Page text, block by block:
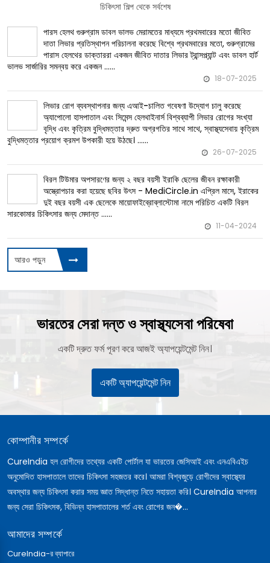
চিকিৎসা শিল্প থেকে সর্বশেষ
পারস হেলথ গুরুগ্রাম ডাবল ভালভ মেরামতের মাধ্যমে প্রথমবারের মতো জীবিত
দাতা লিভার প্রতিস্থাপন পরিচালনা করেছে বিশ্বে প্রথমবারের মতো, গুরুগ্রামের
পারাস হেলথের ডাক্তাররা একজন জীবিত দাতার লিভার ট্রান্সপ্ল্যান্ট এবং ডাবল হার্ট
ভালভ সার্জারির সমন্বয় করে একজন ......
18-07-2025
লিভার রোগ ব্যবস্থাপনার জন্য এআই-চালিত গবেষণা উদ্যোগ চালু করেছে
অ্যাপোলো হাসপাতাল এবং সিমেন্স হেলথাইনার্স বিশ্বব্যাপী লিভার রোগের সংখ্যা
বৃদ্ধি এবং কৃত্রিম বুদ্ধিমত্তার দ্রুত অগ্রগতির সাথে সাথে, স্বাস্থ্যসেবায় কৃত্রিম
বুদ্ধিমত্তার প্রয়োগ ক্রমশ উপকারী হয়ে উঠছে। ......
26-07-2025
বিরল টিউমার অপসারণের জন্য ২ বছর বয়সী ইরাকি ছেলের জীবন রক্ষাকারী
অস্ত্রোপচার করা হয়েছে ছবির উৎস - MediCircle.in এপ্রিল মাসে, ইরাকের
দুই বছর বয়সী এক ছেলেকে মায়োফাইব্রোব্লাস্টোমা নামে পরিচিত একটি বিরল
সারকোমার চিকিৎসার জন্য মেদান্ত ......
11-04-2024
আরও পড়ুন
ভারতের সেরা দন্ত ও স্বাস্থ্যসেবা পরিষেবা
একটি দ্রুত ফর্ম পূরণ করে আজই অ্যাপয়েন্টমেন্ট নিন।
একটি অ্যাপয়েন্টমেন্ট নিন
কোম্পানীর সম্পর্কে
CureIndia হল রোগীদের তথ্যের একটি পোর্টাল যা ভারতের জেসিআই এবং এনএবিএইচ
অনুমোদিত হাসপাতালে তাদের চিকিৎসা সহজতর করে। আমরা বিশ্বজুড়ে রোগীদের স্বাস্থ্যের
অবস্থার জন্য চিকিৎসা করার সময় জ্ঞাত সিদ্ধান্ত নিতে সহায়তা করি। CureIndia আপনার
জন্য সেরা চিকিৎসক, বিভিন্ন হাসপাতালের শর্ত এবং রোগের জন�...
আমাদের সম্পর্কে
CureIndia-র ব্যাপারে